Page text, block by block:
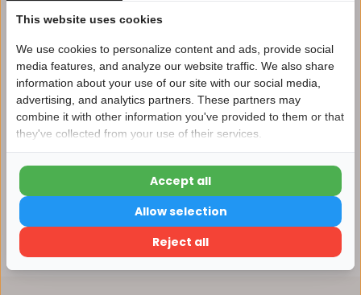
Vergelijk
Productomschrijving
Reviews
Nu 15% korting
15korting
15% korting
Verder winkelen
This website uses cookies
We use cookies to personalize content and ads, provide social
media features, and analyze our website traffic. We also share
information about your use of our site with our social media,
advertising, and analytics partners. These partners may
combine it with other information you've provided to them or that
they've collected from your use of their services.
Reject all
Allow selection
Accept all